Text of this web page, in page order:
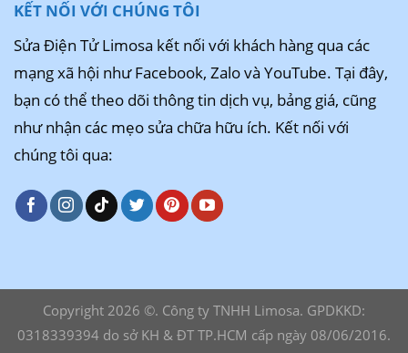
KẾT NỐI VỚI CHÚNG TÔI
Sửa Điện Tử Limosa kết nối với khách hàng qua các
mạng xã hội như Facebook, Zalo và YouTube. Tại đây,
bạn có thể theo dõi thông tin dịch vụ, bảng giá, cũng
như nhận các mẹo sửa chữa hữu ích. Kết nối với
chúng tôi qua:
Copyright 2026 ©. Công ty TNHH Limosa. GPDKKD:
0318339394 do sở KH & ĐT TP.HCM cấp ngày 08/06/2016.